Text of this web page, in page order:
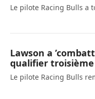
Le pilote Racing Bulls a
Lawson a
qualifier troisième
Le pilote Racing Bulls